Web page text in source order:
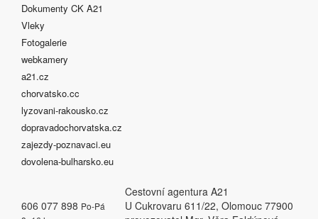
Dokumenty CK A21
Vleky
Fotogalerie
webkamery
a21.cz
chorvatsko.cc
lyzovani-rakousko.cz
dopravadochorvatska.cz
zajezdy-poznavaci.eu
dovolena-bulharsko.eu
606 077 898 Po-Pá
Cestovní agentura A21
U Cukrovaru 611/22, Olomouc 77900